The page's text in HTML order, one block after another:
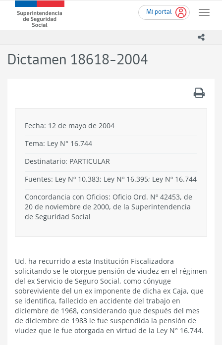
contenido
Mi portal
Toggle
Superintendencia
de
-
Dictamen 18618-2004
Fecha: 12 de mayo de 2004
Tema: Ley N° 16.744
Destinatario: PARTICULAR
Fuentes: Ley Nº 10.383; Ley Nº 16.395; Ley Nº 16.744
Concordancia con Oficios: Oficio Ord. Nº 42453, de
20 de noviembre de 2000, de la Superintendencia
de Seguridad Social
Ud. ha recurrido a esta Institución Fiscalizadora
solicitando se le otorgue pensión de viudez en el régimen
del ex Servicio de Seguro Social, como cónyuge
sobreviviente del un ex imponente de dicha ex Caja, que
se identifica, fallecido en accidente del trabajo en
diciembre de 1968, considerando que después del mes
de diciembre de 1983 le fue suspendida la pensión de
viudez que le fue otorgada en virtud de la Ley N° 16.744.